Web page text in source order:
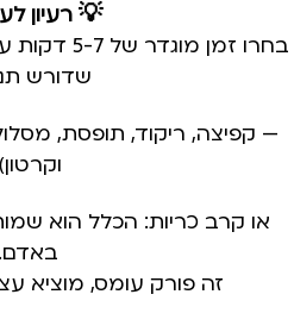
💡 רעיון
בחרו זמן
שדורש
או קרב כריות: הכלל הוא
באדם.
זה פורק עומס, מוציא